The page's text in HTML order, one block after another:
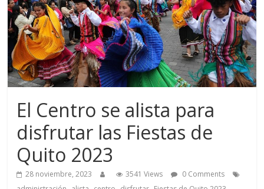
El Centro se alista para
disfrutar las Fiestas de
Quito 2023
28 noviembre, 2023 3541 Views
0 Comments